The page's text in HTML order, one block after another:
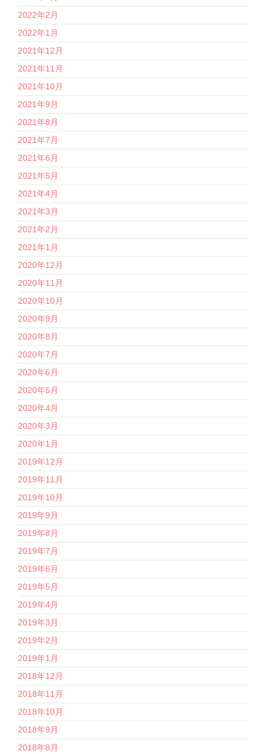
2022年2月
2022年1月
2021年12月
2021年11月
2021年10月
2021年9月
2021年8月
2021年7月
2021年6月
2021年5月
2021年4月
2021年3月
2021年2月
2021年1月
2020年12月
2020年11月
2020年10月
2020年9月
2020年8月
2020年7月
2020年6月
2020年5月
2020年4月
2020年3月
2020年1月
2019年12月
2019年11月
2019年10月
2019年9月
2019年8月
2019年7月
2019年6月
2019年5月
2019年4月
2019年3月
2019年2月
2019年1月
2018年12月
2018年11月
2018年10月
2018年9月
2018年8月